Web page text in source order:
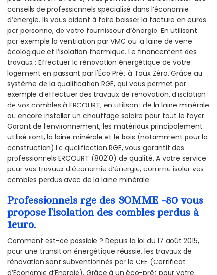
conseils de professionnels spécialisé dans l’économie
d’énergie. Ils vous aident à faire baisser la facture en euros
par personne, de votre fournisseur d’énergie. En utilisant
par exemple la ventilation par VMC ou la laine de verre
écologique et l’isolation thermique. Le financement des
travaux : Effectuer la rénovation énergétique de votre
logement en passant par l'Éco Prêt à Taux Zéro. Grâce au
système de la qualification RGE, qui vous permet par
exemple d’effectuer des travaux de rénovation, d’isolation
de vos combles à ERCOURT, en utilisant de la laine minérale
ou encore installer un chauffage solaire pour tout le foyer.
Garant de l’environnement, les matériaux principalement
utilisé sont, la laine minérale et le bois (notamment pour la
construction).La qualification RGE, vous garantit des
professionnels ERCOURT (80210) de qualité. A votre service
pour vos travaux d’économie d’énergie, comme isoler vos
combles perdus avec de la laine minérale.
Professionnels rge des SOMME -80 vous
propose l’isolation des combles perdus à
1euro.
Comment est-ce possible ? Depuis la loi du 17 août 2015,
pour une transition énergétique réussie, les travaux de
rénovation sont subventionnés par le CEE (Certificat
d’Economie d’Energie). Grâce à un éco-prêt pour votre